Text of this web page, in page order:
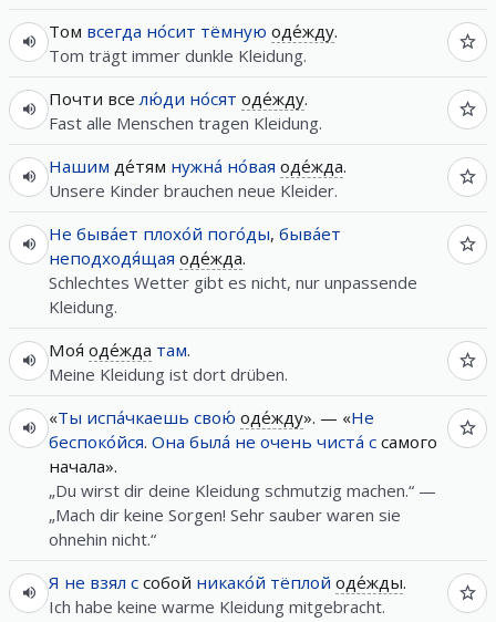
Том всегда но́сит тёмную оде́жду.
Tom trägt immer dunkle Kleidung.
Почти все лю́ди но́сят оде́жду.
Fast alle Menschen tragen Kleidung.
Нашим де́тям нужна́ но́вая оде́жда.
Unsere Kinder brauchen neue Kleider.
Не быва́ет плохо́й пого́ды, быва́ет
неподходя́щая оде́жда.
Schlechtes Wetter gibt es nicht, nur unpassende
Kleidung.
Моя́ оде́жда там.
Meine Kleidung ist dort drüben.
«Ты испа́чкаешь свою́ оде́жду». — «Не
беспоко́йся. Она была́ не очень чиста́ с самого
начала».
„Du wirst dir deine Kleidung schmutzig machen.“ —
„Mach dir keine Sorgen! Sehr sauber waren sie
ohnehin nicht.“
Я не взял с собой никако́й тёплой оде́жды.
Ich habe keine warme Kleidung mitgebracht.